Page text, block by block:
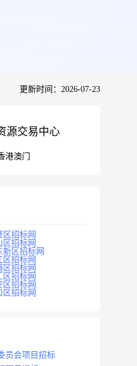
更新时间：2026-07-23
源交易中心
港澳门
区招标网
区招标网
新区招标网
区招标网
区招标网
区招标网
区招标网
区招标网
员会项目招标